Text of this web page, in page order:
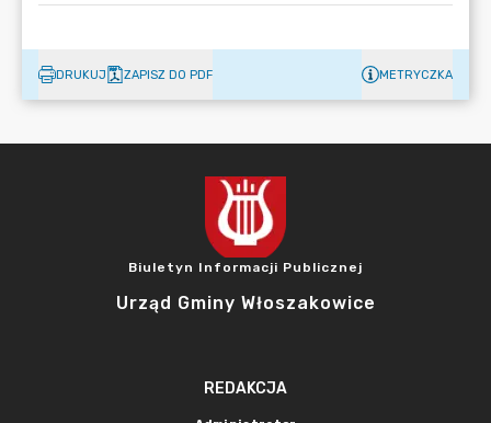
DRUKUJ ZAPISZ DO PDF METRYCZKA
Biuletyn Informacji Publicznej
Urząd Gminy Włoszakowice
REDAKCJA